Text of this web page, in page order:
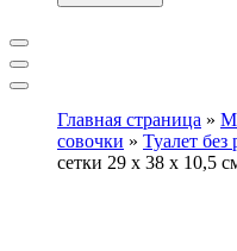
Главная страница »
совочки » Туалет без
сетки 29 х 38 х 10,5